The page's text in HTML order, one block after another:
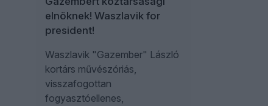
elnöknek! Waszlavik for
president!
Waszlavik "Gazember" László
kortárs művészóriás,
visszafogottan
fogyasztóellenes,